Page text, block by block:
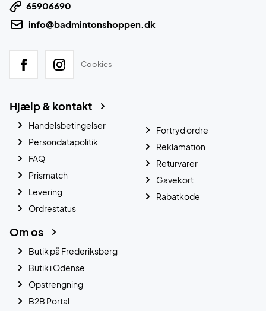
65906690
info@badmintonshoppen.dk
Cookies
Hjælp & kontakt
Handelsbetingelser
Persondatapolitik
FAQ
Prismatch
Levering
Ordrestatus
Fortryd ordre
Reklamation
Returvarer
Gavekort
Rabatkode
Om os
Butik på Frederiksberg
Butik i Odense
Opstrengning
B2B Portal